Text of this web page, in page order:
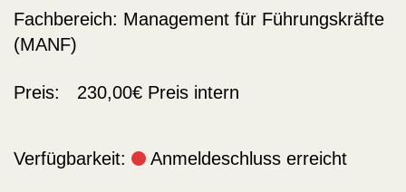
Fachbereich: Management für Führungskräfte
(MANF)
Preis: 230,00€ Preis intern
Verfügbarkeit: Anmeldeschluss erreicht